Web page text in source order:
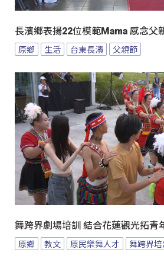
長濱鄉表揚22位模範Mama 感念父
原鄉 生活 台東長濱 父親節
舞跨界劇場培訓 結合花蓮觀光拓青
原鄉 教文 原民樂舞人才 舞跨界培